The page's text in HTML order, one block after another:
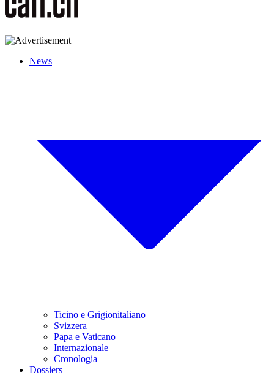
News
Ticino e Grigionitaliano
Svizzera
Papa e Vaticano
Internazionale
Cronologia
Dossiers